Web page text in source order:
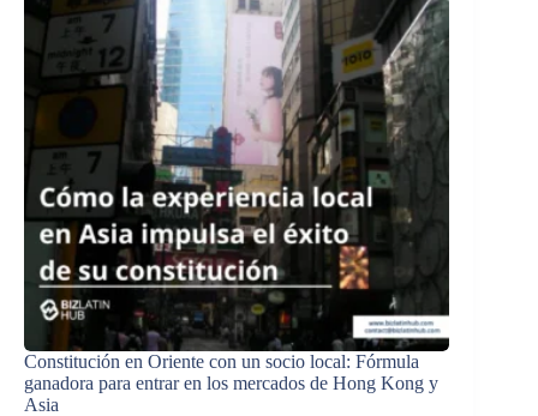
Constitución en Oriente con un socio local: Fórmula
ganadora para entrar en los mercados de Hong Kong y
Asia